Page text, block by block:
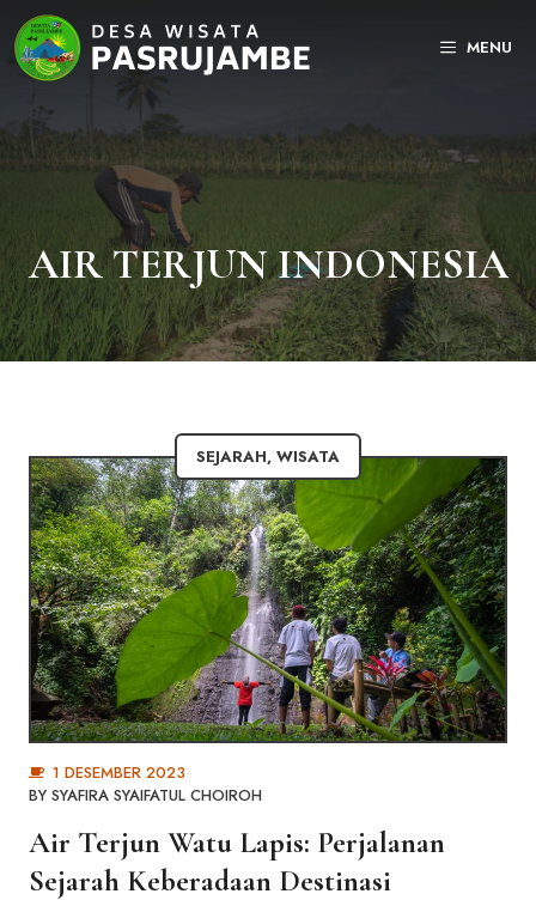
Langsung
ke
MENU
AIR TERJUN INDONESIA
SEJARAH, WISATA
1 DESEMBER 2023
BY SYAFIRA SYAIFATUL CHOIROH
Air Terjun Watu Lapis: Perjalanan
Sejarah Keberadaan Destinasi